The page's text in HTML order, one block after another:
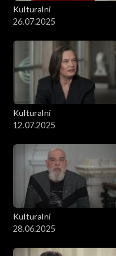
Kulturalni
26.07.2025
Kulturalni
12.07.2025
Kulturalni
28.06.2025